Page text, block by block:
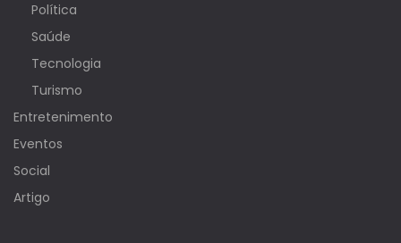
Política
Saúde
Tecnologia
Turismo
Entretenimento
Eventos
Social
Artigo